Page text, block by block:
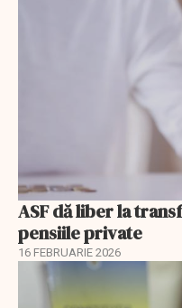
ASF dă liber la
pensiile private
16 FEBRUARIE 2026